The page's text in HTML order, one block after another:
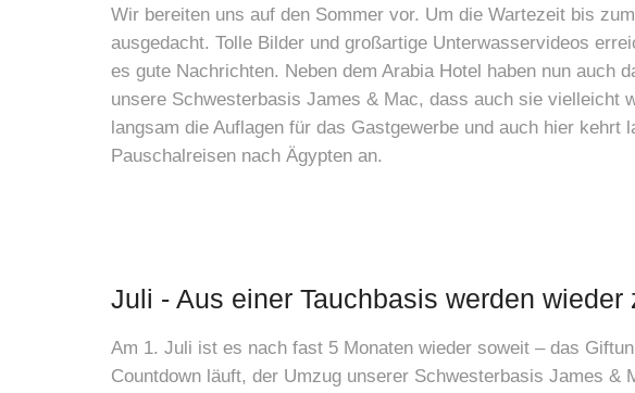
Wir bereiten uns auf den Sommer vor. Um die Wartezeit bis
ausgedacht. Tolle Bilder und großartige Unterwasservideos
es gute Nachrichten. Neben dem Arabia Hotel haben nun auch
unsere Schwesterbasis James & Mac, dass auch sie vielleicht
langsam die Auflagen für das Gastgewerbe und auch hier
Pauschalreisen nach Ägypten an.
Juli - Aus einer Tauchbasis werden wieder
Am 1. Juli ist es nach fast 5 Monaten wieder soweit – das
Countdown läuft, der Umzug unserer Schwesterbasis James